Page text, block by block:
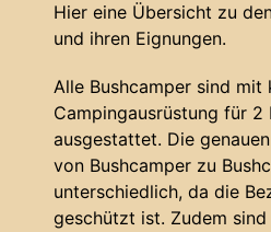
Hier eine Übersicht zu
und ihren Eignungen.
Alle Bushcamper sind
Campingausrüstung für 2
ausgestattet. Die
von Bushcamper zu
unterschiedlich, da die
geschützt ist. Zudem